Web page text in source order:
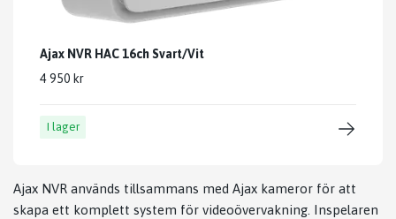
Ajax NVR HAC 16ch Svart/Vit
4 950 kr
I lager
Ajax NVR används tillsammans med Ajax kameror för att
skapa ett komplett system för videoövervakning. Inspelaren